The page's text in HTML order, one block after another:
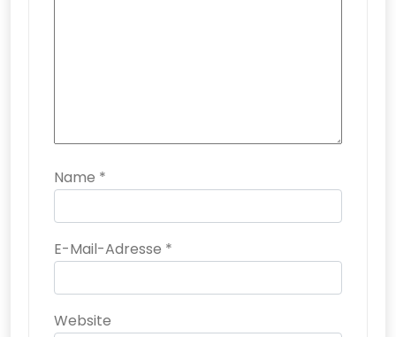
Name *
E-Mail-Adresse *
Website